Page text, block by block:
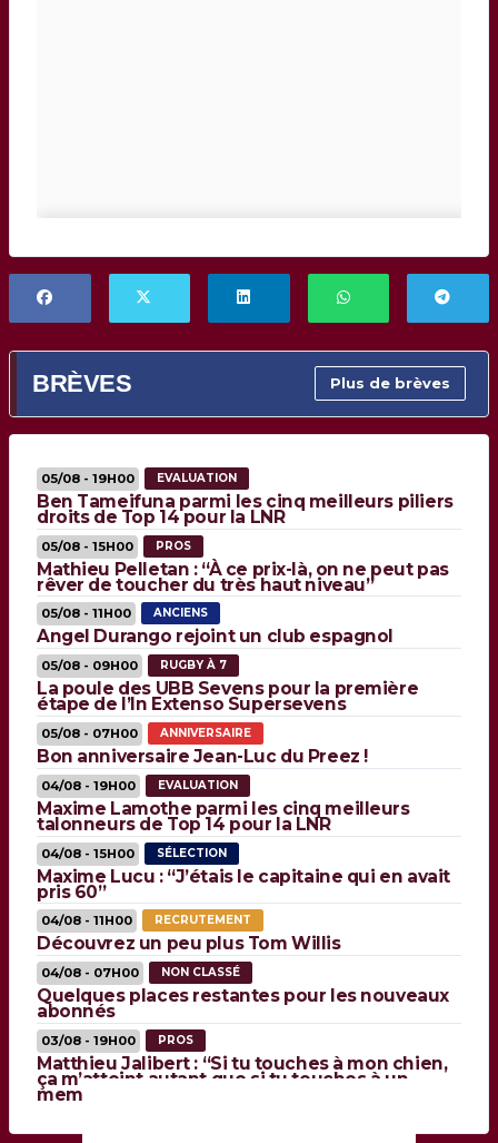
BRÈVES Plus de brèves
05/08 - 19H00 EVALUATION
Ben Tameifuna parmi les cinq meilleurs piliers
droits de Top 14 pour la LNR
05/08 - 15H00 PROS
Mathieu Pelletan : “À ce prix-là, on ne peut pas
rêver de toucher du très haut niveau”
05/08 - 11H00 ANCIENS
Angel Durango rejoint un club espagnol
05/08 - 09H00 RUGBY À 7
La poule des UBB Sevens pour la première
étape de l’In Extenso Supersevens
05/08 - 07H00 ANNIVERSAIRE
Bon anniversaire Jean-Luc du Preez !
04/08 - 19H00 EVALUATION
Maxime Lamothe parmi les cinq meilleurs
talonneurs de Top 14 pour la LNR
04/08 - 15H00 SÉLECTION
Maxime Lucu : “J’étais le capitaine qui en avait
pris 60”
04/08 - 11H00 RECRUTEMENT
Découvrez un peu plus Tom Willis
04/08 - 07H00 NON CLASSÉ
Quelques places restantes pour les nouveaux
abonnés
03/08 - 19H00 PROS
Matthieu Jalibert : “Si tu touches à mon chien,
ça m’atteint autant que si tu touches à un
membre de ma famille”